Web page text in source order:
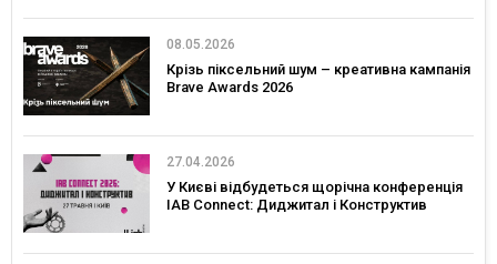
08.05.2026
Крізь піксельний шум – креативна кампанія
Brave Awards 2026
27.04.2026
У Києві відбудеться щорічна конференція
IAB Connect: Диджитал і Конструктив